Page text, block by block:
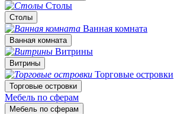
Столы
Столы
Ванная комната
Ванная комната
Витрины
Витрины
Торговые островки
Торговые островки
Мебель по сферам
Мебель по сферам